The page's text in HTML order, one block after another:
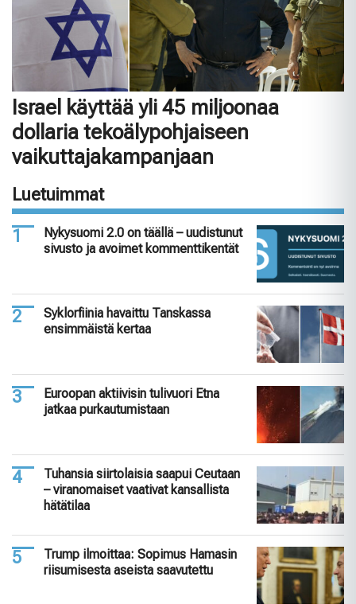
Israel käyttää yli 45 miljoonaa
dollaria tekoälypohjaiseen
vaikuttajakampanjaan
Luetuimmat
Nykysuomi 2.0 on täällä – uudistunut
sivusto ja avoimet kommenttikentät
Syklorfiinia havaittu Tanskassa
ensimmäistä kertaa
Euroopan aktiivisin tulivuori Etna
jatkaa purkautumistaan
Tuhansia siirtolaisia saapui Ceutaan
– viranomaiset vaativat kansallista
hätätilaa
Trump ilmoittaa: Sopimus Hamasin
riisumisesta aseista saavutettu